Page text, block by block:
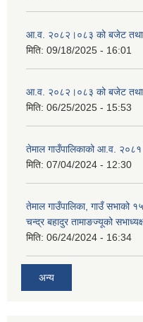
आ.व. २०८२।०८३ को बजेट तथा
मिति: 09/18/2025 - 16:01
आ.व. २०८२।०८३ को बजेट तथा
मिति: 06/25/2025 - 15:53
तेमाल गाउँपालिकाको आ.व.
मिति: 07/04/2024 - 12:30
तेमाल गाउँपालिका, गाउँ सभाको
चन्द्र बहादुर तामाङज्यूको
मिति: 06/24/2024 - 16:34
अन्य